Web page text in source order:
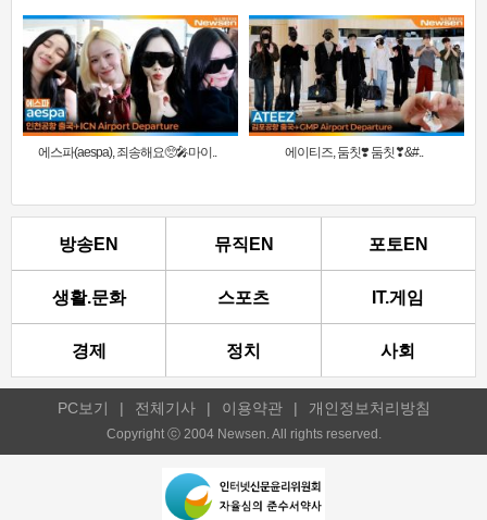
에스파(aespa), 죄송해요🥺🎤마이.. 에이티즈, 둠칫❣️ 둠칫❣&#..
방송EN 뮤직EN 포토EN
생활.문화 스포츠 IT.게임
경제 정치 사회
PC보기 | 전체기사 | 이용약관 | 개인정보처리방침
Copyright ⓒ 2004 Newsen. All rights reserved.